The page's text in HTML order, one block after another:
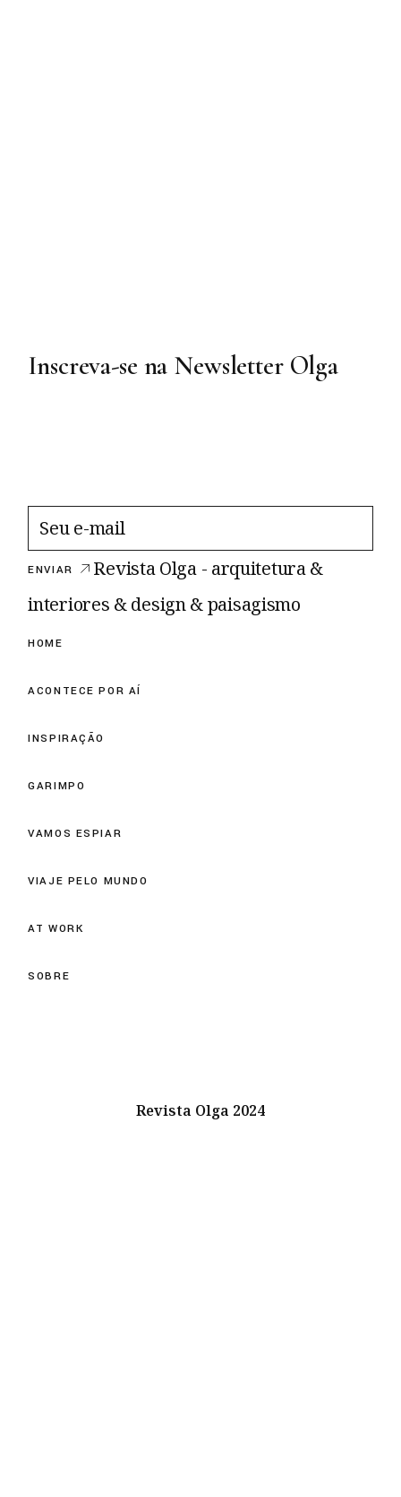
Inscreva-se na Newsletter Olga
ENVIAR
Revista Olga - arquitetura &
interiores & design & paisagismo
HOME
ACONTECE POR AÍ
INSPIRAÇÃO
GARIMPO
VAMOS ESPIAR
VIAJE PELO MUNDO
AT WORK
SOBRE
Revista Olga 2024